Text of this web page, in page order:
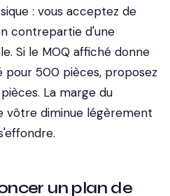
: vous acceptez de
contrepartie d'une
Si le MOQ affiché donne
pour 500 pièces, proposez
La marge du
vôtre diminue légèrement
un plan de